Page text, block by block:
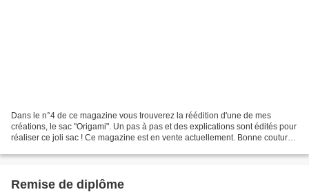
Dans le n°4 de ce magazine vous trouverez la réédition d'une de mes
créations, le sac "Origami". Un pas à pas et des explications sont édités pour
réaliser ce joli sac ! Ce magazine est en vente actuellement. Bonne couture,
Remise de diplôme